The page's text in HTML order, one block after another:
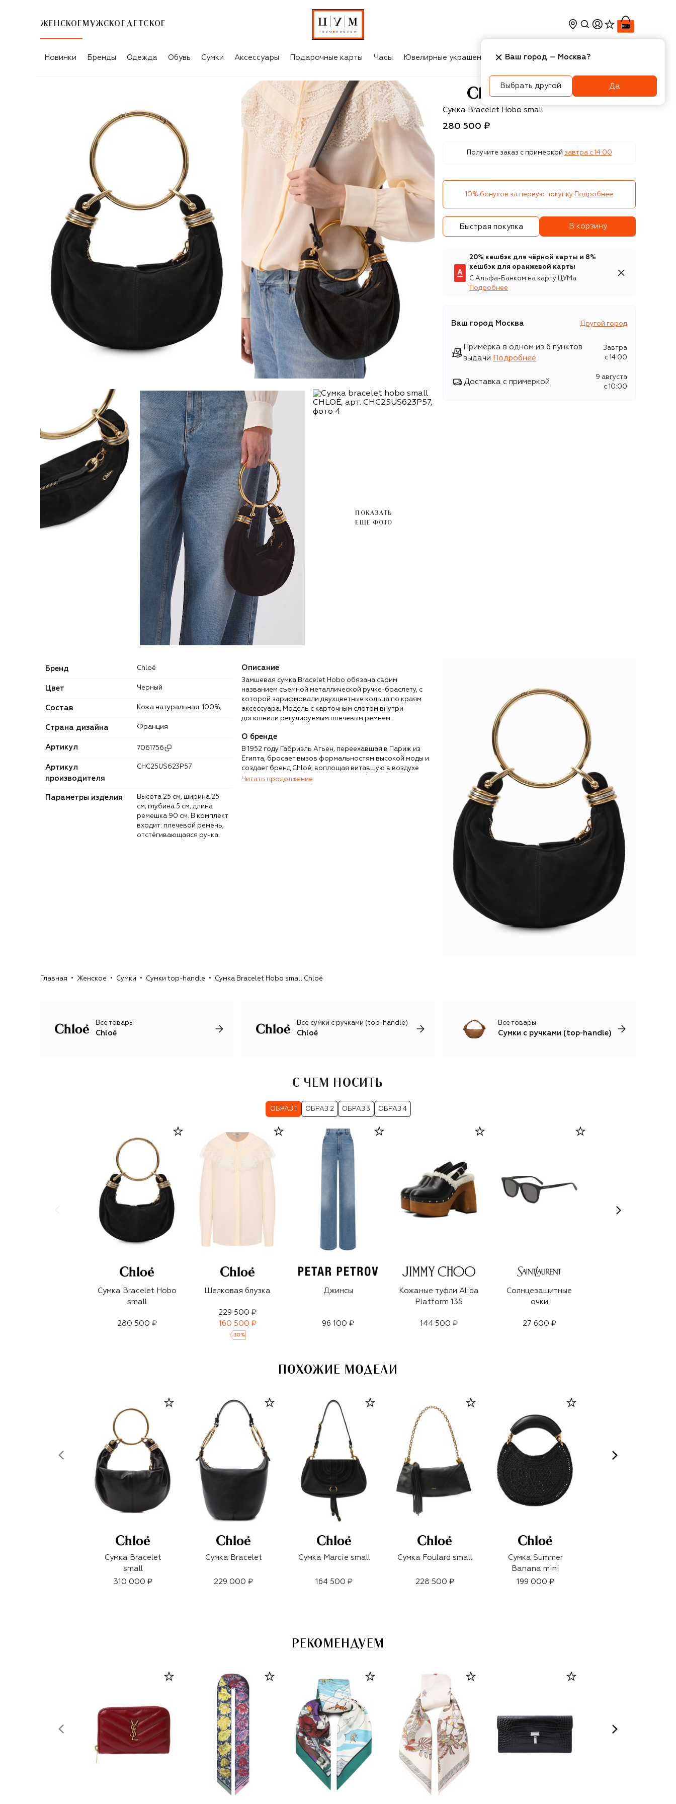
ЖЕНСКОЕ МУЖСКОЕ ДЕТСКОЕ
Новинки Бренды Одежда Обувь Сумки Аксессуары Подарочные карты Часы Ювелирные украшения Косметика Интерьер
ПОКАЗАТЬ
ЕЩЕ ФОТО
Chloé
Сумка Bracelet Hobo small
280 500 ₽
Получите заказ с примеркой завтра c 14:00
10% бонусов за первую покупку Подробнее
Быстрая покупка В корзину
20% кешбэк для чёрной карты и 8%
кешбэк для оранжевой карты
С Альфа-Банком на карту ЦУМа
Подробнее
Ваш город Москва Другой город
Примерка в одном из 6 пунктов
выдачи
Подробнее
Завтра
c 14:00
Доставка с примеркой
9 августа
c 10:00
Бренд Chloé
Цвет Черный
Состав Кожа натуральная: 100%;
Страна дизайна Франция
Артикул 7061756
Артикул
производителя
CHC25US623P57
Параметры изделия
Высота 25 см, ширина 25
см, глубина 5 см, длина
ремешка 90 см. В комплект
входит: плечевой ремень,
отстёгивающаяся ручка.
Описание
Замшевая сумка Bracelet Hobo обязана своим
названием съемной металлической ручке-браслету, с
которой зарифмовали двухцветные кольца по краям
аксессуара. Модель с карточным слотом внутри
дополнили регулируемым плечевым ремнем.
О бренде
В 1952 году Габриэль Агьен, переехавшая в Париж из
Египта, бросает вызов формальностям высокой моды и
создает бренд Chloé, воплощая витавшую в воздухе
концепцию prêt-à-porter de luxe. Дебютный показ в
Читать продолжение
Главная Женское Сумки Сумки top-handle Сумка Bracelet Hobo small Chloé
Все товары
Chloé
Все сумки с ручками (top-handle)
Chloé
Все товары
Сумки с ручками (top-handle)
С ЧЕМ НОСИТЬ
ОБРАЗ 1 ОБРАЗ 2 ОБРАЗ 3 ОБРАЗ 4
Сумка Bracelet Hobo
small
280 500 ₽
Шелковая блузка
229 500 ₽
160 500 ₽
-30 %
Джинсы
96 100 ₽
Кожаные туфли Alida
Platform 135
144 500 ₽
Солнцезащитные
очки
27 600 ₽
ПОХОЖИЕ МОДЕЛИ
Сумка Bracelet
small
310 000 ₽
Сумка Bracelet
229 000 ₽
Сумка Marcie small
164 500 ₽
Сумка Foulard small
228 500 ₽
Сумка Summer
Banana mini
199 000 ₽
РЕКОМЕНДУЕМ
Ваш город — Москва?
Выбрать другой Да